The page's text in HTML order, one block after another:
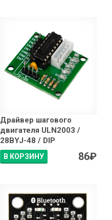
Драйвер шагового
двигателя ULN2003 /
28BYJ-48 / DIP
В КОРЗИНУ 86₽